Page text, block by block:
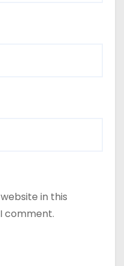
in this
comment.